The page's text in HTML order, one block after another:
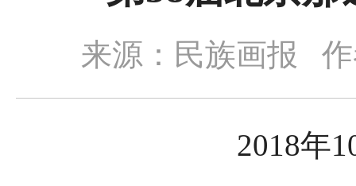
来源：民族画报
2018年10